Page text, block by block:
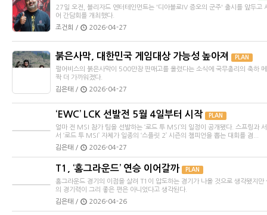
27일 오전, 블리자드 엔터테인먼트는 '디아블로IV 증오의 군주' 출시를 앞두고
어 간담회를 개최했다.
조건희 /
2026-04-27
붉은사막, 대한민국 게임대상 가능성 높아져 PLAN
펄어비스의 붉은사막이 500만장 판매고를 올렸다는 소식에 국무총리의 축하
짝 더 가까워졌다.
김은태 /
2026-04-27
‘EWC’ LCK 선발전 5월 4일부터 시작 PLAN
얼마 전 MSI 참가 팀을 선발하는 ‘로드 투 MSI’의 일정이 공개됐다. 스프링과
서 ‘로드 투 MSI’ 자체가 일종의 ‘스플릿 2’ 시즌의 챔피언을 뽑는 대회를 겸...
김은태 /
2026-04-27
T1, ‘홈그라운드’ 연승 이어갈까
홈그라운드 경기의 이점을 살려 T1이 압도하는 경기가 나올 것으로 생각됐지